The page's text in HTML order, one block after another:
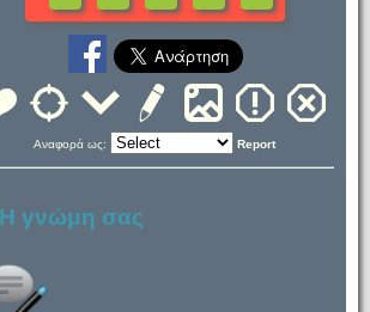
Αναφορά ως: Report
Η γνώμη σας